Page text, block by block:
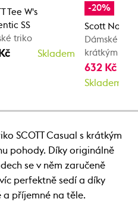
Tee W's
SS
triko
Skladem
-20%
Scott No
Dámské
krátkým
632 Kč
Skladem
SCOTT Casual s krátkým
pohody. Díky originálně
se v něm zaručeně
perfektně sedí a díky
a příjemné na těle.